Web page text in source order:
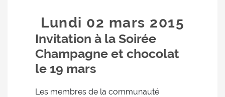
Lundi 02 mars 2015
Invitation à la Soirée
Champagne et chocolat
le 19 mars
Les membres de la communauté